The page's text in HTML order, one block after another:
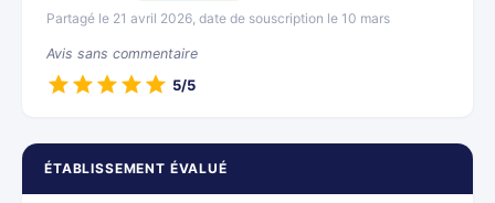
ÉTABLISSEMENT ÉVALUÉ
Partagé le 21 avril 2026, date de souscription le 10 mars
Avis sans commentaire
5/5